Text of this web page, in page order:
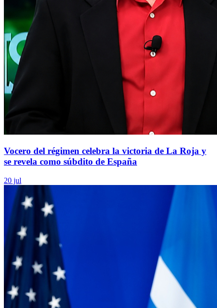
Vocero del régimen celebra la victoria de La Roja y
se revela como súbdito de España
20 jul